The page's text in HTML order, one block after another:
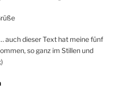
auch dieser Text hat meine fünf
so ganz im Stillen und